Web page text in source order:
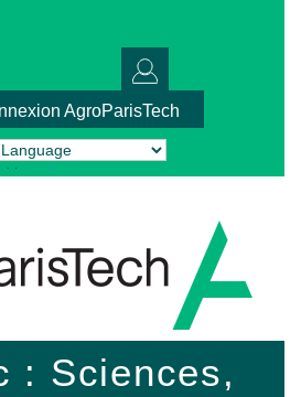
AgroParisTech
by Translate
: Sciences,